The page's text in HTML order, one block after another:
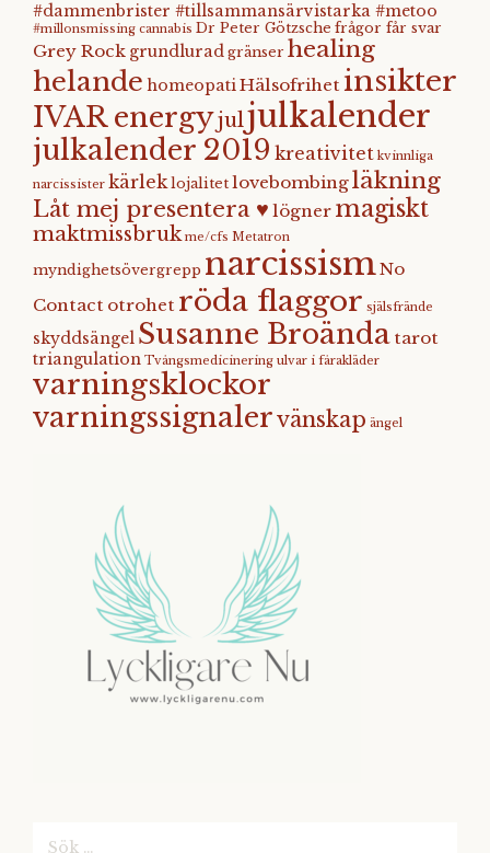
#dammenbrister #tillsammansärvistarka #metoo
#millonsmissing cannabis Dr Peter Götzsche frågor får svar
Grey Rock grundlurad gränser healing
helande homeopatiHälsofrihet insikter
IVAR energyjuljulkalender
julkalender 2019 kreativitet kvinnliga
narcissister kärlek lojalitet lovebombingläkning
Låt mej presentera ♥ lögner magiskt
maktmissbruk me/cfs Metatron
myndighetsövergrepp narcissismNo
Contact otrohet röda flaggor själsfrände
skyddsängel Susanne Broända tarot
triangulation Tvångsmedicinering ulvar i fårakläder
varningsklockor
varningssignalervänskap ängel